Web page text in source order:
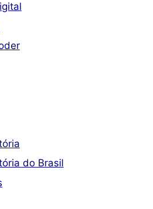
do Brasil